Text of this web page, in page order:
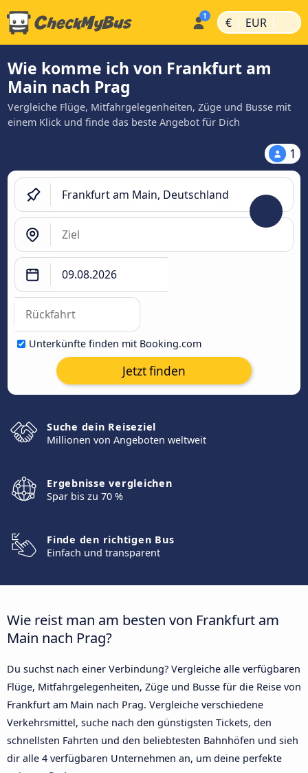
€ | EUR |
Wie komme ich von Frankfurt am
Main nach Prag
Vergleiche Flüge, Mitfahrgelegenheiten, Züge und Busse mit
einem Klick und finde das beste Angebot für Dich
1
Unterkünfte finden mit Booking.com
Jetzt finden
Suche dein Reiseziel
Millionen von Angeboten weltweit
Ergebnisse vergleichen
Spar bis zu 70 %
Finde den richtigen Bus
Einfach und transparent
Wie reist man am besten von Frankfurt am
Main nach Prag?
Du suchst nach einer Verbindung? Vergleiche alle verfügbaren
Flüge, Mitfahrgelegenheiten, Züge und Busse für die Reise von
Frankfurt am Main nach Prag. Vergleiche verschiedene
Verkehrsmittel, suche nach den günstigsten Tickets, den
schnellsten Fahrten und den beliebtesten Bahnhöfen und sieh
dir alle 4 verfügbaren Unternehmen an, um deine perfekte